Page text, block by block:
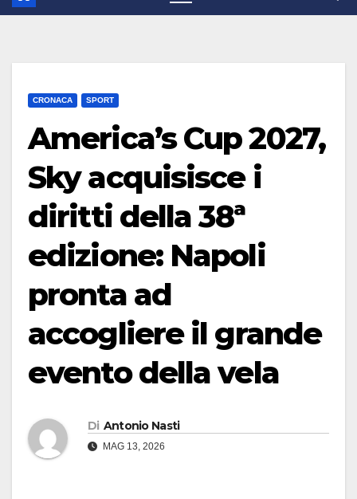
CRONACA SPORT
America’s Cup 2027,
Sky acquisisce i
diritti della 38ª
edizione: Napoli
pronta ad
accogliere il grande
evento della vela
Di Antonio Nasti
MAG 13, 2026